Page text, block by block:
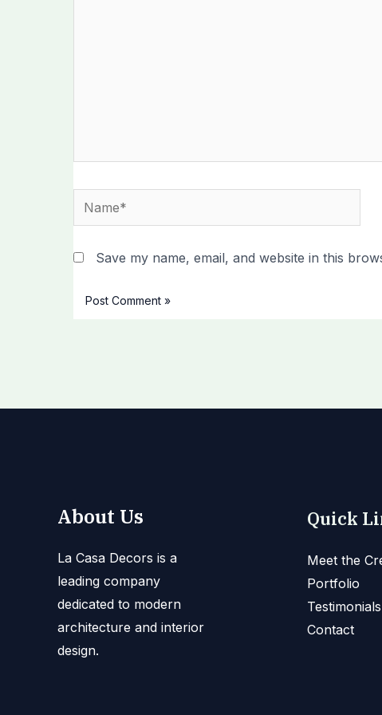
Name*
Save my name, email, and website in this
About Us
La Casa Decors is a
leading company
dedicated to modern
architecture and interior
design.
Quick
Meet the
Portfolio
Testimonials
Contact